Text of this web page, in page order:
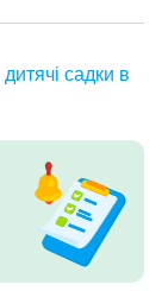
дитячі садки в